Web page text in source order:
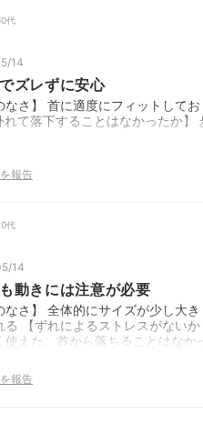
代
14
ズレずに安心
なさ】 首に適度にフィットして
て落下することはなかったか
報告
代
14
動きには注意が必要
なさ】 全体的にサイズが少し大
る 【ずれによるストレスがない
使えた。首から落ちることはな
報告